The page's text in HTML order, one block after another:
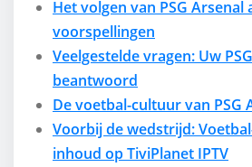
Het volgen van PSG Arsenal
voorspellingen
Veelgestelde vragen: Uw
beantwoord
De voetbal-cultuur van PSG
Voorbij de wedstrijd:
inhoud op TiviPlanet IPTV